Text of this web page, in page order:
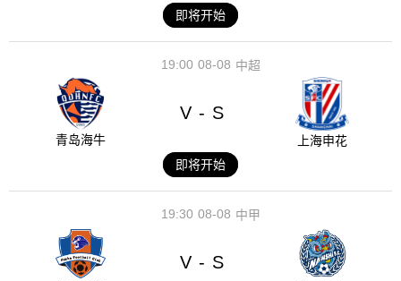
即将开始
08-08
19:00 中超
青岛海牛
V - S
上海申花
即将开始
08-08
19:30 中甲
V - S